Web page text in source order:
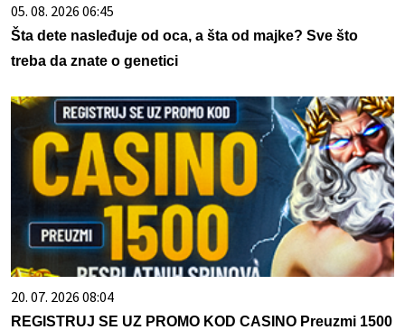
05. 08. 2026 06:45
Šta dete nasleđuje od oca, a šta od majke? Sve što
treba da znate o genetici
20. 07. 2026 08:04
REGISTRUJ SE UZ PROMO KOD CASINO Preuzmi 1500